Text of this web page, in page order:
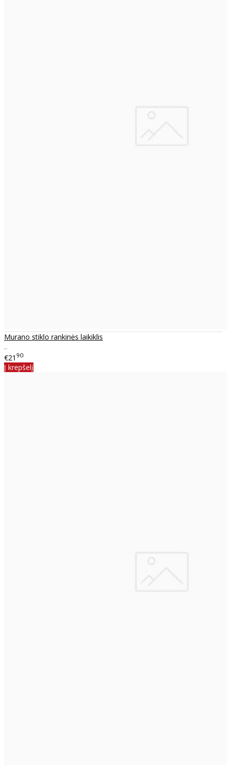
Murano stiklo rankinės laikiklis
..
€21 90
Į krepšelį